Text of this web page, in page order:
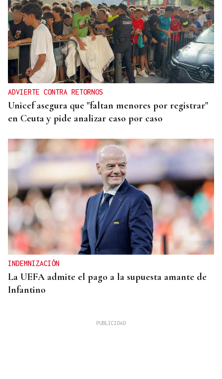
ADVIERTE CONTRA RETORNOS
Unicef asegura que "faltan menores por registrar"
en Ceuta y pide analizar caso por caso
INDEMNIZACIÓN
La UEFA admite el pago a la supuesta amante de
Infantino